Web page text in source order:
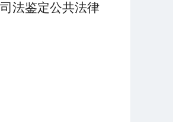
法鉴定公共法律